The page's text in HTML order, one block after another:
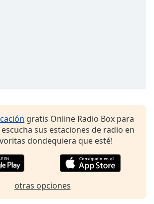
gratis Online Radio Box para
sus estaciones de radio en
dondequiera que esté!
otras opciones